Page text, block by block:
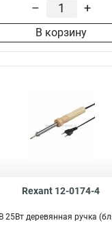
– +
В корзину
Rexant 12-0174-4
деревянная ручка